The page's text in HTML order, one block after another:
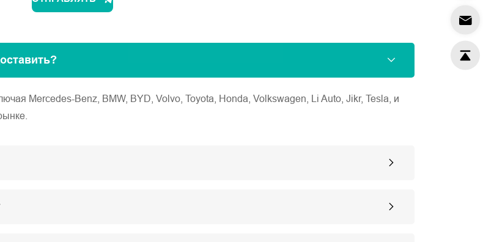
Mercedes-Benz, BMW, BYD, Volvo, Toyota, Honda, Volkswagen, Li Auto, Jikr, Tesla, и